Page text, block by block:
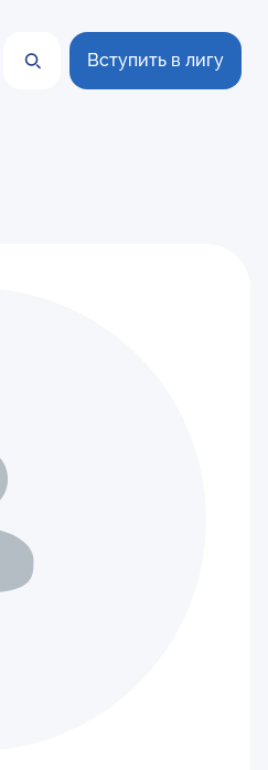
Вступить в лигу